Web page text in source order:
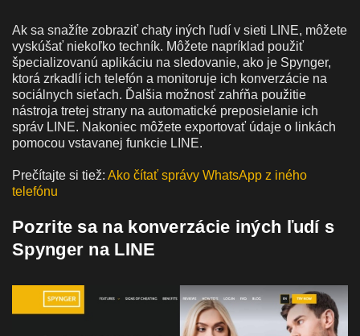
Ak sa snažíte zobraziť chaty iných ľudí v sieti LINE, môžete
vyskúšať niekoľko techník. Môžete napríklad použiť
špecializovanú aplikáciu na sledovanie, ako je Spynger,
ktorá zrkadlí ich telefón a monitoruje ich konverzácie na
sociálnych sieťach. Ďalšia možnosť zahŕňa použitie
nástroja tretej strany na automatické preposielanie ich
správ LINE. Nakoniec môžete exportovať údaje o linkách
pomocou vstavanej funkcie LINE.
Prečítajte si tiež: Ako čítať správy WhatsApp z iného
telefónu
Pozrite sa na konverzácie iných ľudí s
Spynger na LINE